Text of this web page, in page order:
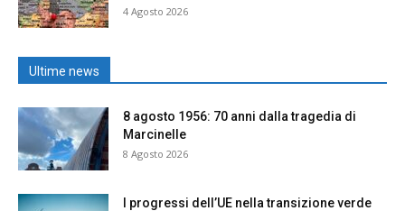
4 Agosto 2026
Ultime news
8 agosto 1956: 70 anni dalla tragedia di
Marcinelle
8 Agosto 2026
I progressi dell’UE nella transizione verde